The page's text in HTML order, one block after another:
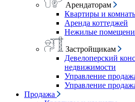
Арендаторам
Квартиры и
Аренда коттеджей
Нежилые
Застройщикам
Девелоперский
недвижимости
Управление
Управление
Продажа